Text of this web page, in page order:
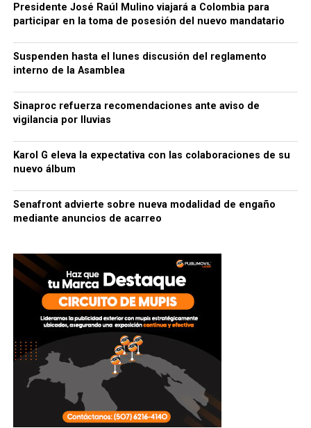
Presidente José Raúl Mulino viajará a Colombia para
participar en la toma de posesión del nuevo mandatario
Suspenden hasta el lunes discusión del reglamento
interno de la Asamblea
Sinaproc refuerza recomendaciones ante aviso de
vigilancia por lluvias
Karol G eleva la expectativa con las colaboraciones de su
nuevo álbum
Senafront advierte sobre nueva modalidad de engaño
mediante anuncios de acarreo